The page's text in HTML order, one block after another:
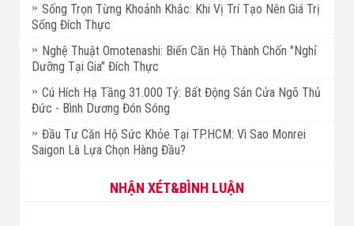
Sống Trọn Từng Khoảnh Khắc: Khi Vị Trí Tạo Nên Giá Trị
Sống Đích Thực
Nghệ Thuật Omotenashi: Biến Căn Hộ Thành Chốn "Nghỉ
Dưỡng Tại Gia" Đích Thực
Cú Hích Hạ Tầng 31.000 Tỷ: Bất Động Sản Cửa Ngõ Thủ
Đức - Bình Dương Đón Sóng
Đầu Tư Căn Hộ Sức Khỏe Tại TP.HCM: Vì Sao Monrei
Saigon Là Lựa Chọn Hàng Đầu?
NHẬN XÉT&BÌNH LUẬN